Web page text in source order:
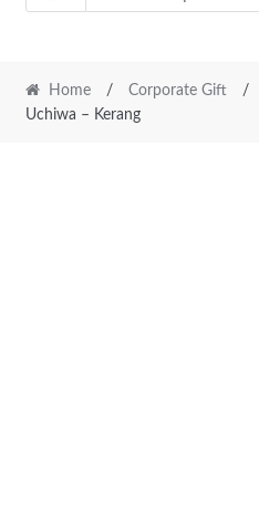
Home / Corporate Gift /
Uchiwa – Kerang